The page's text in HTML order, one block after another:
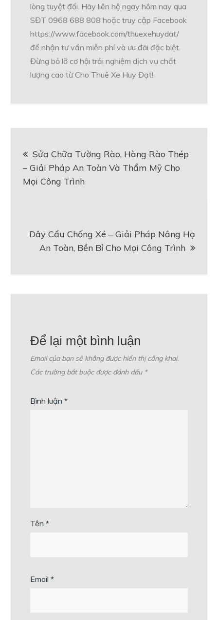
lòng tuyệt đối. Hãy liên hệ ngay hôm nay qua
SĐT 0968 688 808 hoặc truy cập Facebook
https://www.facebook.com/thuexehuydat/
để nhận tư vấn miễn phí và ưu đãi đặc biệt.
Đừng bỏ lỡ cơ hội trải nghiệm dịch vụ chất
lượng cao từ Cho Thuê Xe Huy Đạt!
hướng
bài
Sửa Chữa Tường Rào, Hàng Rào Thép
– Giải Pháp An Toàn Và Thẩm Mỹ Cho
Mọi Công Trình
Dây Cẩu Chống Xé – Giải Pháp Nâng Hạ
An Toàn, Bền Bỉ Cho Mọi Công Trình
Để lại một bình luận
Email của bạn sẽ không được hiển thị công khai.
Các trường bắt buộc được đánh dấu *
Bình luận*
Tên*
Email*